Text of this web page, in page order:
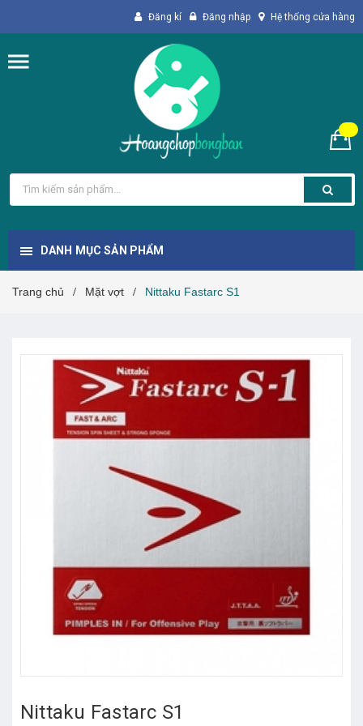
Đăng kí Đăng nhập Hệ thống cửa hàng
DANH MỤC SẢN PHẨM
Trang chủ / Mặt vợt / Nittaku Fastarc S1
Nittaku Fastarc S1